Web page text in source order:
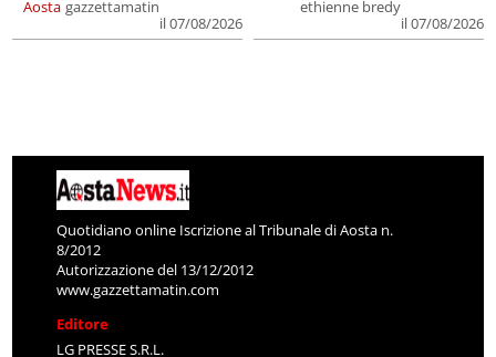
Aosta gazzettamatin
il 07/08/2026
ethienne bredy
il 07/08/2026
Quotidiano online Iscrizione al Tribunale di Aosta n.
8/2012
Autorizzazione del 13/12/2012
www.gazzettamatin.com
Editore
LG PRESSE S.R.L.